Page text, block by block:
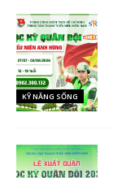
KỸ NĂNG SỐNG